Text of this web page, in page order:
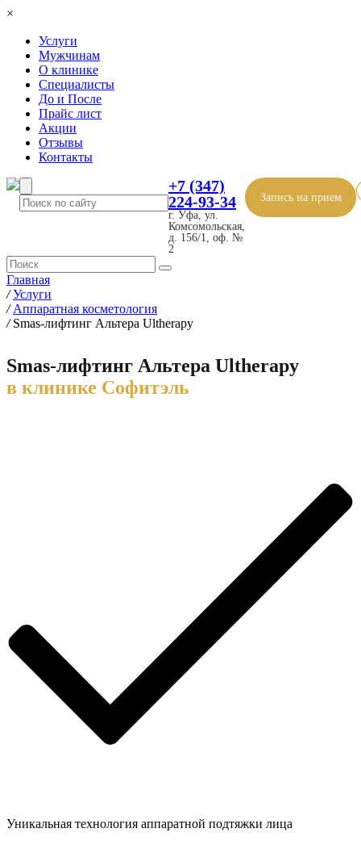
×
Услуги
Мужчинам
О клинике
Специалисты
До и После
Прайс лист
Акции
Отзывы
Контакты
+7 (347)
224-93-34
г. Уфа, ул.
Комсомольская,
д. 156/1, оф. №
2
Запись на прием
Главная
/ Услуги
/ Аппаратная косметология
/ Smas-лифтинг Альтера Ultherapy
Smas-лифтинг Альтера Ultherapy
в клинике Софитэль
Уникальная технология аппаратной подтяжки лица